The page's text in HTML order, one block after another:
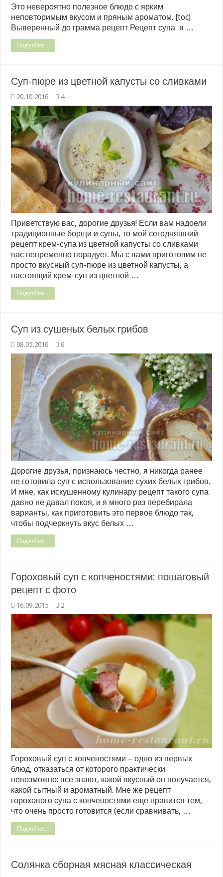
Это невероятно полезное блюдо с ярким
неповторимым вкусом и пряным ароматом. [toc]
Выверенный до грамма рецепт Рецепт супа я …
Подробнее...
Суп-пюре из цветной капусты со сливками
20.10.2016 4
Приветствую вас, дорогие друзья! Если вам надоели
традиционные борщи и супы, то мой сегодняшний
рецепт крем-супа из цветной капусты со сливками
вас непременно порадует. Мы с вами приготовим не
просто вкусный суп-пюре из цветной капусты, а
настоящий крем-суп из цветной …
Подробнее...
Суп из сушеных белых грибов
08.05.2016 6
Дорогие друзья, признаюсь честно, я никогда ранее
не готовила суп с использование сухих белых грибов.
И мне, как искушенному кулинару рецепт такого супа
давно не давал покоя, и я много раз перебирала
варианты, как приготовить это первое блюдо так,
чтобы подчеркнуть вкус белых …
Подробнее...
Гороховый суп с копченостями: пошаговый
рецепт с фото
16.09.2015 2
Гороховый суп с копченостями – одно из первых
блюд, отказаться от которого практически
невозможно: все знают, какой вкусный он получается,
какой сытный и ароматный. Мне же рецепт
горохового супа с копченостями еще нравится тем,
что очень просто готовится (если сравнивать, …
Подробнее...
Солянка сборная мясная классическая